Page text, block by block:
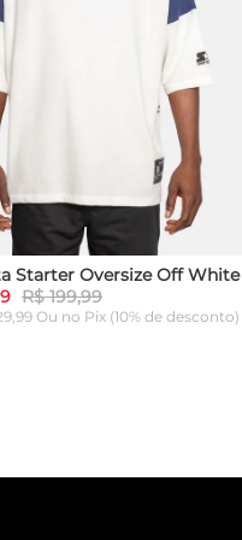
Starter Oversize Off White
R$ 199,99
Ou no Pix (10% de desconto)